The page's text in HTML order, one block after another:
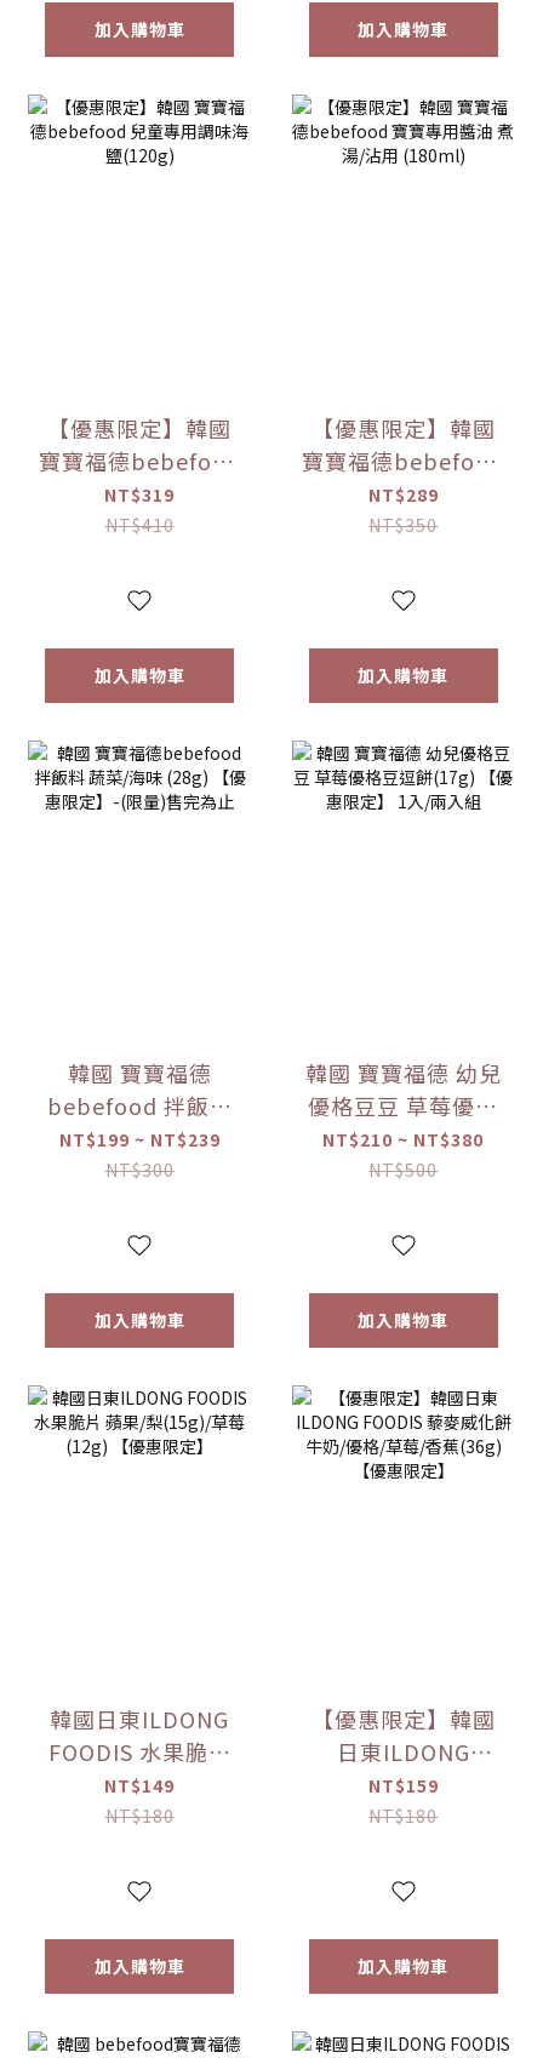
加入購物車 加入購物車
【優惠限定】韓國
寶寶福德bebefood
兒童專用調味海鹽
(120g)
NT$319
NT$410
加入購物車
【優惠限定】韓國
寶寶福德bebefood
寶寶專用醬油 煮湯/
沾用 (180ml)
NT$289
NT$350
加入購物車
韓國 寶寶福德
bebefood 拌飯料
蔬菜/海味 (28g)
【優惠限定】-(限
NT$199 ~ NT$239
NT$300
加入購物車
韓國 寶寶福德 幼兒
優格豆豆 草莓優格
豆逗餅(17g) 【優惠
限定】 1入/兩入組
NT$210 ~ NT$380
NT$500
加入購物車
韓國日東ILDONG
FOODIS 水果脆片
蘋果/梨(15g)/草莓
(12g) 【優惠限定】
NT$149
NT$180
加入購物車
【優惠限定】韓國
日東ILDONG
FOODIS 藜麥威化
餅 牛奶/優格/草莓/
定】
NT$159
NT$180
加入購物車